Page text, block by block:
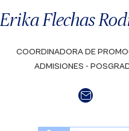
Erika Flechas
COORDINADORA DE
ADMISIONES -